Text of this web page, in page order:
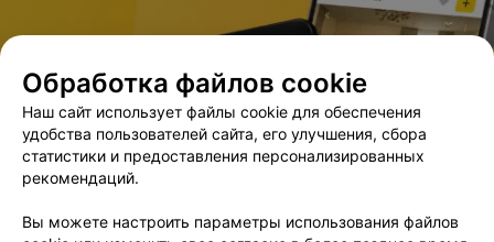
В данном городе нет событий,
удовлетворяющих условиям фильтра.
Обработка файлов cookie
Наш сайт использует файлы cookie для обеспечения
удобства пользователей сайта, его улучшения, сбора
статистики и предоставления персонализированных
рекомендаций.
Вы можете настроить параметры использования файлов